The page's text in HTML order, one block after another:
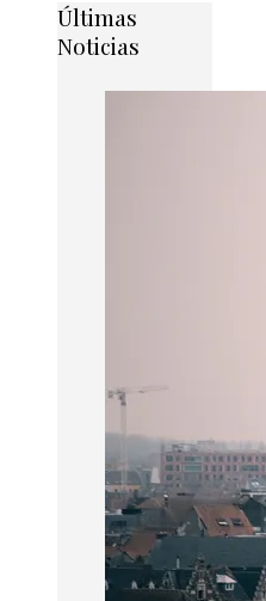
Últimas
Noticias